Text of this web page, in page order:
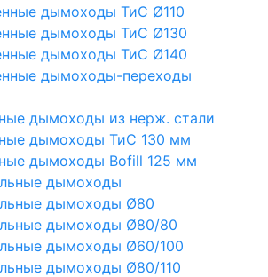
дымоходы ТиС Ø110
дымоходы ТиС Ø130
дымоходы ТиС Ø140
дымоходы-переходы
дымоходы из нерж. стали
дымоходы ТиС 130 мм
дымоходы Bofill 125 мм
дымоходы
дымоходы Ø80
дымоходы Ø80/80
дымоходы Ø60/100
дымоходы Ø80/110